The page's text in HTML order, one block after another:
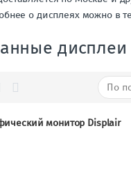
о дисплеях можно в
дисплеи
монитор Displair